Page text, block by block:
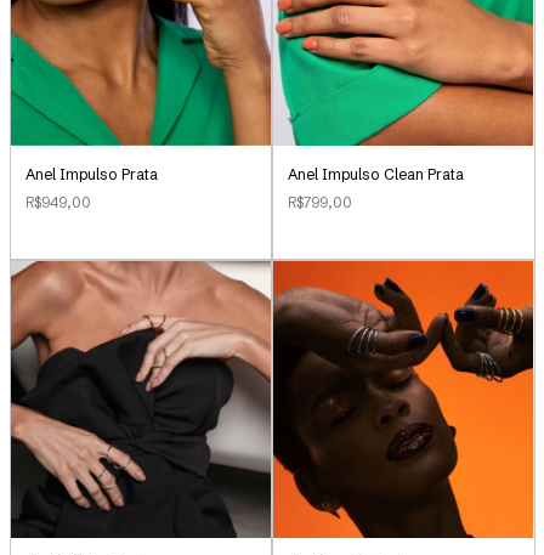
Anel Impulso Prata
R$949,00
Anel Impulso Clean Prata
R$799,00